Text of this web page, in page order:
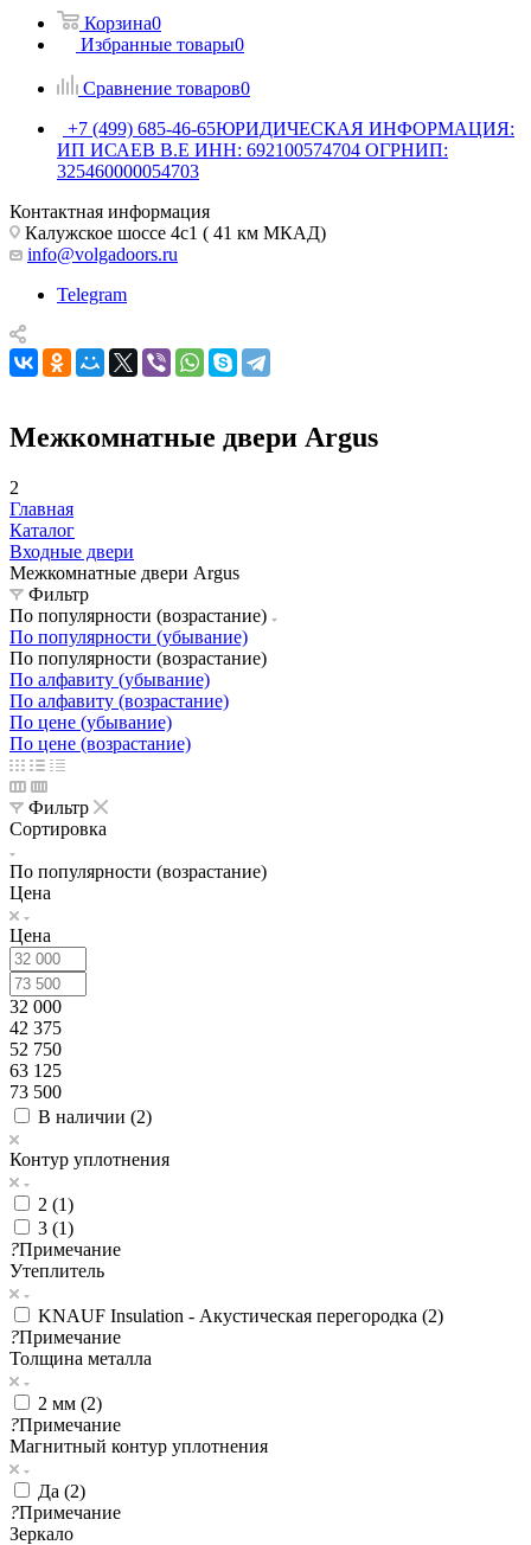
Корзина0
Избранные товары0
Сравнение товаров0
+7 (499) 685-46-65ЮРИДИЧЕСКАЯ ИНФОРМАЦИЯ:
ИП ИСАЕВ В.Е ИНН: 692100574704 ОГРНИП:
325460000054703
Контактная информация
Калужское шоссе 4с1 ( 41 км МКАД)
info@volgadoors.ru
Telegram
Межкомнатные двери Argus
2
Главная
Каталог
Входные двери
Межкомнатные двери Argus
Фильтр
По популярности (возрастание)
По популярности (убывание)
По популярности (возрастание)
По алфавиту (убывание)
По алфавиту (возрастание)
По цене (убывание)
По цене (возрастание)
Фильтр
Сортировка
По популярности (возрастание)
Цена
Цена
32 000
42 375
52 750
63 125
73 500
В наличии (2)
Контур уплотнения
2 (1)
3 (1)
?Примечание
Утеплитель
KNAUF Insulation - Акустическая перегородка (2)
?Примечание
Толщина металла
2 мм (2)
?Примечание
Магнитный контур уплотнения
Да (2)
?Примечание
Зеркало